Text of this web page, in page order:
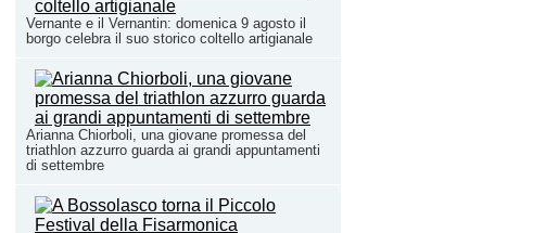
Vernante e il Vernantin: domenica 9 agosto il
borgo celebra il suo storico coltello artigianale
Arianna Chiorboli, una giovane promessa del
triathlon azzurro guarda ai grandi appuntamenti
di settembre